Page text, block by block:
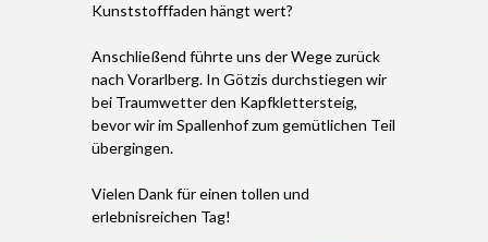
Kunststofffaden hängt wert?
Anschließend führte uns der Wege zurück
nach Vorarlberg. In Götzis durchstiegen wir
bei Traumwetter den Kapfklettersteig,
bevor wir im Spallenhof zum gemütlichen Teil
übergingen.
Vielen Dank für einen tollen und
erlebnisreichen Tag!